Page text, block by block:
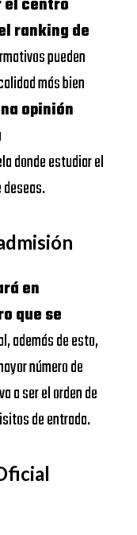
el centro
ranking de
pueden
más bien
opinión
donde estudiar el
en
que se
además de esto,
número de
a ser el orden de
de entrada.